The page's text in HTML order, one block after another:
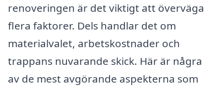
renoveringen är det viktigt att överväga
flera faktorer. Dels handlar det om
materialvalet, arbetskostnader och
trappans nuvarande skick. Här är några
av de mest avgörande aspekterna som